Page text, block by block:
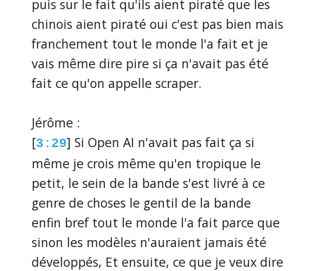
puis sur le fait qu'ils aient piraté que les
chinois aient piraté oui c'est pas bien mais
franchement tout le monde l'a fait et je
vais même dire pire si ça n'avait pas été
fait ce qu'on appelle scraper.
Jérôme :
[3:29] Si Open AI n'avait pas fait ça si
même je crois même qu'en tropique le
petit, le sein de la bande s'est livré à ce
genre de choses le gentil de la bande
enfin bref tout le monde l'a fait parce que
sinon les modèles n'auraient jamais été
développés, Et ensuite, ce que je veux dire